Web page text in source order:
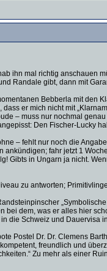
ihn mal richtig anschauen
Randale gibt, dann mit
Bebberla mit den
er mich nicht mit
– muss nur nochmal
Den Fischer-Lucky
– fehlt nur noch die
fahr jetzt 1
Gibts in Ungarn ja nicht.
zu antworten;
dem, was er alles hier
Schweiz und Dauervisa
Postel Dr. Dr. Clemens
freundlich und
Zu mehr als einer